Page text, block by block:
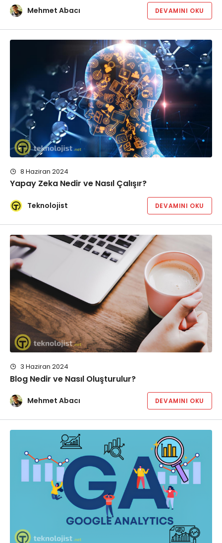
Mehmet Abacı DEVAMINI OKU
8 Haziran 2024
Yapay Zeka Nedir ve Nasıl Çalışır?
Teknolojist DEVAMINI OKU
3 Haziran 2024
Blog Nedir ve Nasıl Oluşturulur?
Mehmet Abacı DEVAMINI OKU